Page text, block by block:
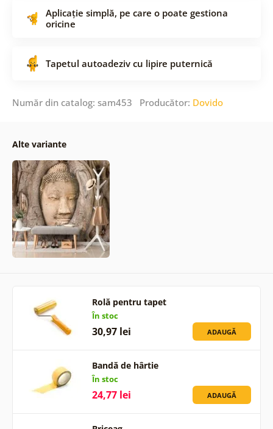
Aplicație simplă, pe care o poate gestiona
oricine
Tapetul autoadeziv cu lipire puternică
Număr din catalog: sam453 Producător: Dovido
Alte variante
Rolă pentru tapet
În stoc
30,97 lei ADAUGĂ
Bandă de hârtie
În stoc
24,77 lei ADAUGĂ